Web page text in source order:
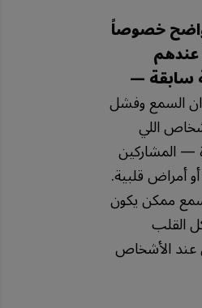
واضح خصوصاً
سابقة —
السمع وفشل
اللي
— المشاركين
أمراض قلبية.
ممكن يكون
القلب
الأشخاص